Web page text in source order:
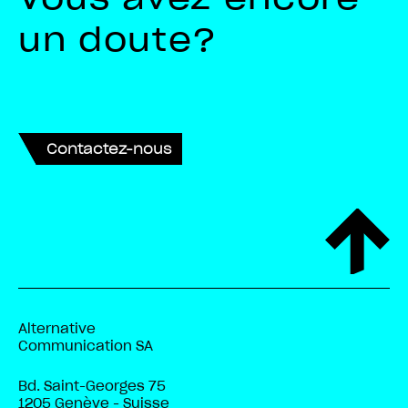
un doute?
Contactez-nous
Alternative
Communication SA
Bd. Saint-Georges 75
1205 Genève - Suisse